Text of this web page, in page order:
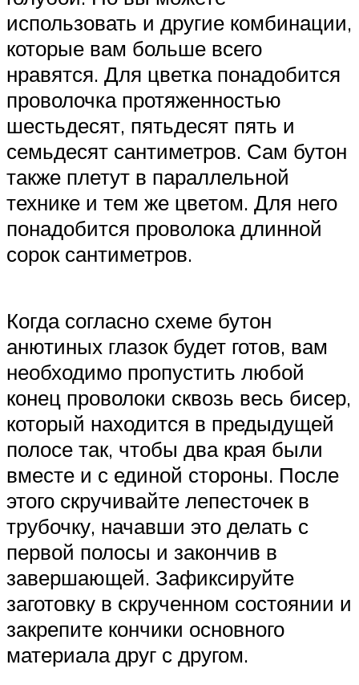
использовать и другие комбинации,
которые вам больше всего
нравятся. Для цветка понадобится
проволочка протяженностью
шестьдесят, пятьдесят пять и
семьдесят сантиметров. Сам бутон
также плетут в параллельной
технике и тем же цветом. Для него
понадобится проволока длинной
сорок сантиметров.
Когда согласно схеме бутон
анютиных глазок будет готов, вам
необходимо пропустить любой
конец проволоки сквозь весь бисер,
который находится в предыдущей
полосе так, чтобы два края были
вместе и с единой стороны. После
этого скручивайте лепесточек в
трубочку, начавши это делать с
первой полосы и закончив в
завершающей. Зафиксируйте
заготовку в скрученном состоянии и
закрепите кончики основного
материала друг с другом.